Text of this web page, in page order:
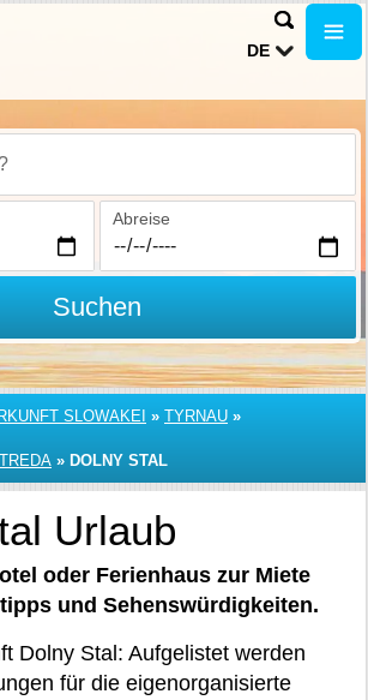
DE
Abreise
Suchen
SLOWAKEI » TYRNAU »
» DOLNY STAL
Urlaub
oder Ferienhaus zur Miete
und Sehenswürdigkeiten.
Dolny Stal: Aufgelistet werden
für die eigenorganisierte